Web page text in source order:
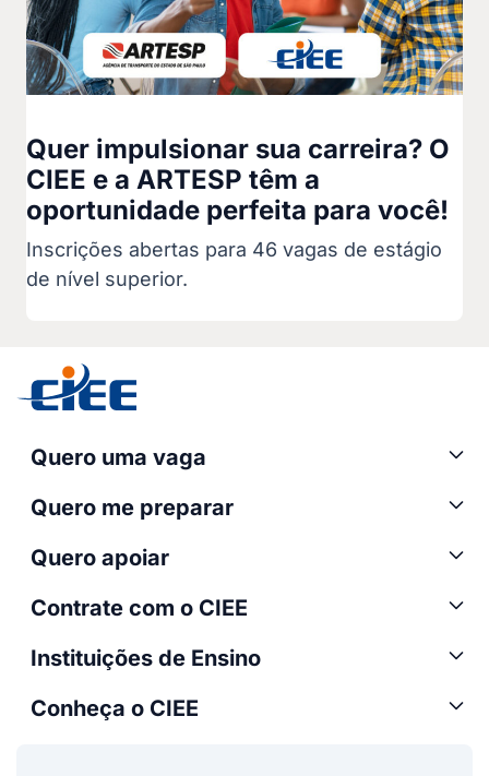
Quer impulsionar sua carreira? O
CIEE e a ARTESP têm a
oportunidade perfeita para você!
Inscrições abertas para 46 vagas de estágio
de nível superior.
Quero uma vaga
Quero me preparar
Quero apoiar
Contrate com o CIEE
Instituições de Ensino
Conheça o CIEE